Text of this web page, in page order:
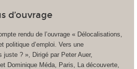
d’ouvrage
rendu de l’ouvrage « Délocalisations,
politique d’emploi. Vers une
juste ? », Dirigé par Peter Auer,
Dominique Méda, Paris, La découverte,